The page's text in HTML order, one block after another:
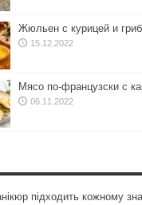
Жюльен с курицей и
15.12.2022
Мясо по-французски с
06.11.2022
підходить кожному